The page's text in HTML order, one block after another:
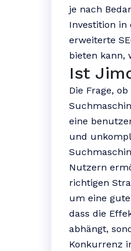
je nach
Investition in
erweiterte
bieten kann,
Ist
Die Frage,
eine
und
Nutzern
richtigen
um eine
dass die
abhängt,
Konkurrenz